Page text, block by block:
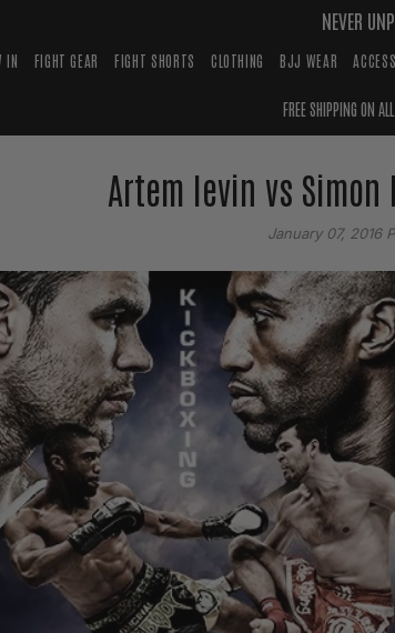
NEVER
IN FIGHT GEAR FIGHT SHORTS CLOTHING BJJ WEAR
FREE SHIPPING ON
Artem levin vs Simon
January 07, 2016